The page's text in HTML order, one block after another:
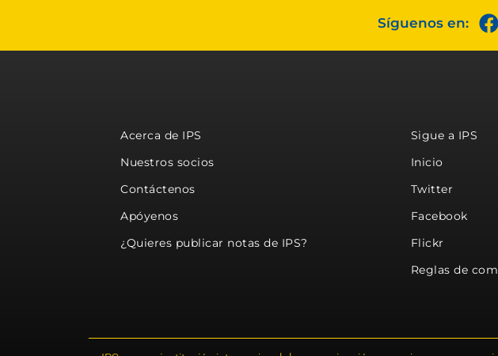
Síguenos en:
Acerca de IPS
Nuestros socios
Contáctenos
Apóyenos
¿Quieres publicar notas de IPS?
Sigue a IPS
Inicio
Twitter
Facebook
Flickr
Reglas de